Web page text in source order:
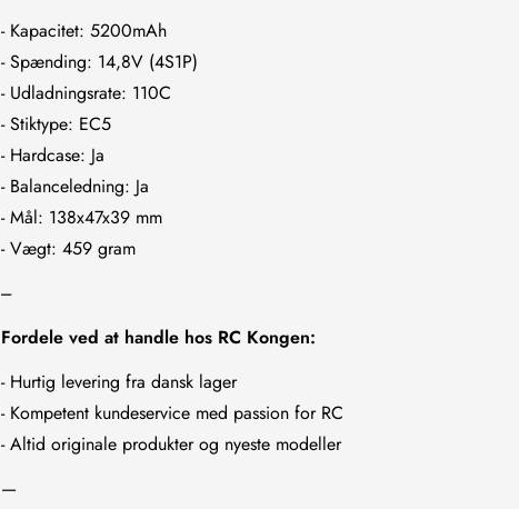
- Kapacitet: 5200mAh
- Spænding: 14,8V (4S1P)
- Udladningsrate: 110C
- Stiktype: EC5
- Hardcase: Ja
- Balanceledning: Ja
- Mål: 138x47x39 mm
- Vægt: 459 gram
---
Fordele ved at handle hos RC Kongen:
- Hurtig levering fra dansk lager
- Kompetent kundeservice med passion for RC
- Altid originale produkter og nyeste modeller
—